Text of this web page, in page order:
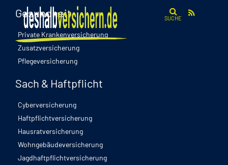
SUCHE
Gesundheit
Private Krankenversicherung
Zusatzversicherung
Pflegeversicherung
Sach & Haftpflicht
Cyberversicherung
Haftpflichtversicherung
Hausratversicherung
Wohngebäudeversicherung
Jagdhaftpflichtversicherung